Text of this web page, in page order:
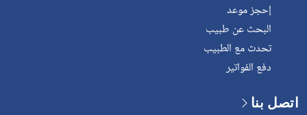
إحجز موعد
البحث عن طبيب
تحدث مع الطبيب
دفع الفواتير
اتصل بنا